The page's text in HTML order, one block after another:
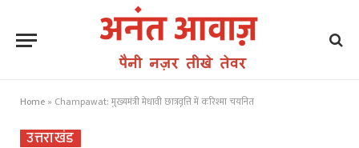
Home » Champawat: मुख्यमंत्री मेधावी छात्रवृत्ति में करिश्मा चयनित
उत्तराखंड